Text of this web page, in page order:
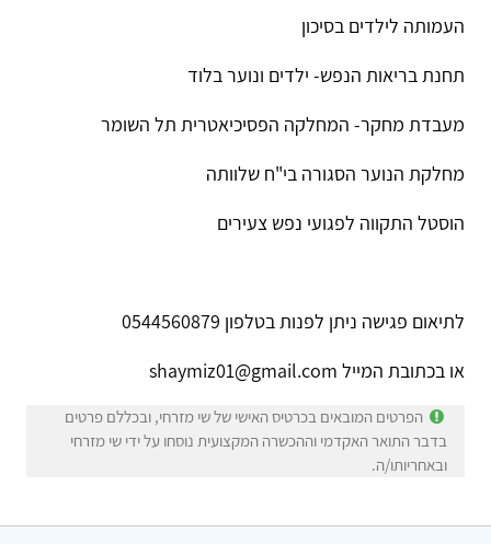
העמותה לילדים בסיכון
תחנת בריאות הנפש- ילדים ונוער בלוד
מעבדת מחקר- המחלקה הפסיכיאטרית תל השומר
מחלקת הנוער הסגורה בי"ח שלוותה
הוסטל התקווה לפגועי נפש צעירים
לתיאום פגישה ניתן לפנות בטלפון 0544560879
או בכתובת המייל shaymiz01@gmail.com
הפרטים המובאים בכרטיס האישי של שי מזרחי, ובכללם פרטים
בדבר התואר האקדמי וההכשרה המקצועית נוסחו על ידי שי מזרחי
ובאחריותו/ה.